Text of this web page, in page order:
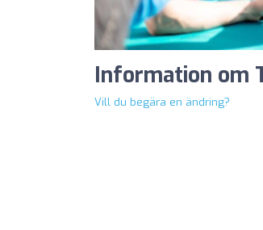
Information om
Vill du begära en ändring?